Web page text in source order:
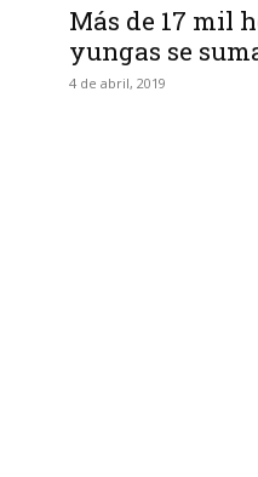
Más de 17 mil
yungas se
4 de abril, 2019